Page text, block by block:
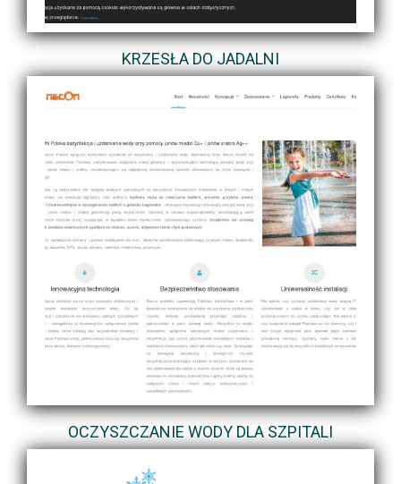
KRZESŁA DO JADALNI
OCZYSZCZANIE WODY DLA SZPITALI